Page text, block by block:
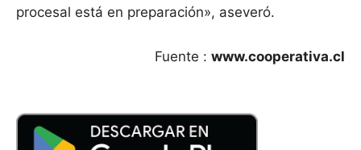
procesal está en preparación», aseveró.
Fuente : www.cooperativa.cl